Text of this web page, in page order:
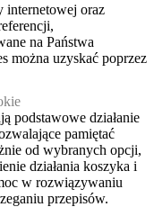
internetowej oraz
na Państwa
można uzyskać poprzez
podstawowe działanie
pamiętać
od wybranych opcji,
działania koszyka i
w rozwiązywaniu
przepisów.